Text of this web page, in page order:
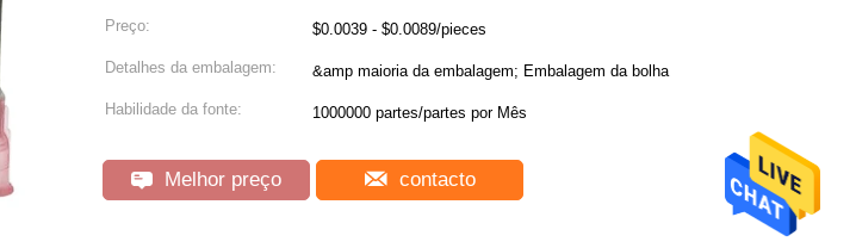
Preço: $0.0039 - $0.0089/pieces
Detalhes da embalagem: &amp maioria da embalagem; Embalagem da bolha
Habilidade da fonte: 1000000 partes/partes por Mês
Melhor preço contacto